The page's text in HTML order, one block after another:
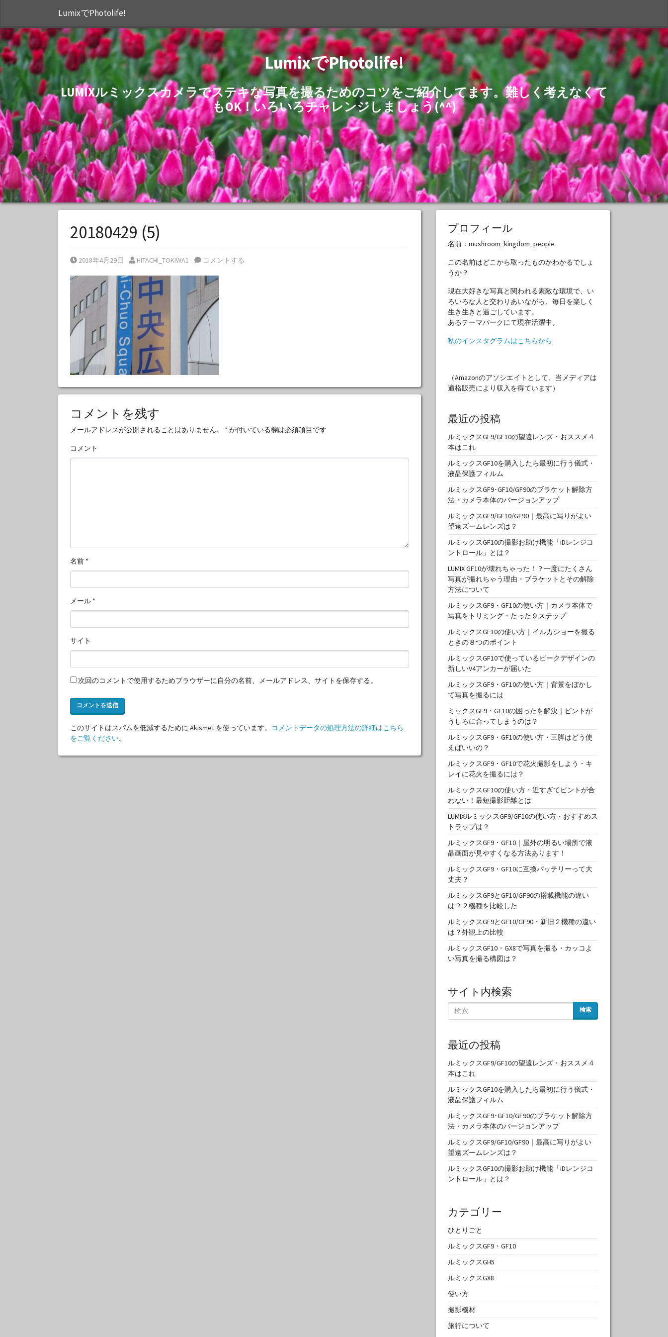
LumixでPhotolife!
LumixでPhotolife!
LUMIXルミックスカメラでステキな写真を撮るためのコツをご紹介してます。難しく考えなくて
もOK！いろいろチャレンジしましょう(^^)
20180429 (5)
Posted on
2018年4月29日 Posted by
HITACHI_TOKIWA1 コメントする
コメントを残す
メールアドレスが公開されることはありません。 * が付いている欄は必須項目です
コメント
名前 *
メール *
サイト
次回のコメントで使用するためブラウザーに自分の名前、メールアドレス、サイトを保存する。
このサイトはスパムを低減するために Akismet を使っています。
コメントデータの処理方法の詳細はこちら
をご覧ください。
プロフィール
名前：mushroom_kingdom_people
この名前はどこから取ったものかわかるでしょ
うか？
現在大好きな写真と関われる素敵な環境で、い
ろいろな人と交わりあいながら、毎日を楽しく
生き生きと過ごしています。
あるテーマパークにて現在活躍中。
私のインスタグラムはこちらから
（Amazonのアソシエイトとして、当メディアは
適格販売により収入を得ています）
最近の投稿
ルミックスGF9/GF10の望遠レンズ・おススメ４
本はこれ
ルミックスGF10を購入したら最初に行う儀式・
液晶保護フィルム
ルミックスGF9･GF10/GF90のブラケット解除方
法・カメラ本体のバージョンアップ
ルミックスGF9/GF10/GF90｜最高に写りがよい
望遠ズームレンズは？
ルミックスGF10の撮影お助け機能「iDレンジコ
ントロール」とは？
LUMIX GF10が壊れちゃった！？一度にたくさん
写真が撮れちゃう理由・ブラケットとその解除
方法について
ルミックスGF9・GF10の使い方｜カメラ本体で
写真をトリミング・たった９ステップ
ルミックスGF10の使い方｜イルカショーを撮る
ときの８つのポイント
ルミックスGF10で使っているピークデザインの
新しいV4アンカーが届いた
ルミックスGF9・GF10の使い方｜背景をぼかし
て写真を撮るには
ミックスGF9・GF10の困ったを解決｜ピントが
うしろに合ってしまうのは？
ルミックスGF9・GF10の使い方・三脚はどう使
えばいいの？
ルミックスGF9・GF10で花火撮影をしよう・キ
レイに花火を撮るには？
ルミックスGF10の使い方・近すぎてピントが合
わない！最短撮影距離とは
LUMIXルミックスGF9/GF10の使い方・おすすめス
トラップは？
ルミックスGF9・GF10｜屋外の明るい場所で液
晶画面が見やすくなる方法あります！
ルミックスGF9・GF10に互換バッテリーって大
丈夫？
ルミックスGF9とGF10/GF90の搭載機能の違い
は？２機種を比較した
ルミックスGF9とGF10/GF90・新旧２機種の違い
は？外観上の比較
ルミックスGF10・GX8で写真を撮る・カッコよ
い写真を撮る構図は？
サイト内検索
検索
最近の投稿
ルミックスGF9/GF10の望遠レンズ・おススメ４
本はこれ
ルミックスGF10を購入したら最初に行う儀式・
液晶保護フィルム
ルミックスGF9･GF10/GF90のブラケット解除方
法・カメラ本体のバージョンアップ
ルミックスGF9/GF10/GF90｜最高に写りがよい
望遠ズームレンズは？
ルミックスGF10の撮影お助け機能「iDレンジコ
ントロール」とは？
カテゴリー
ひとりごと
ルミックスGF9・GF10
ルミックスGH5
ルミックスGX8
使い方
撮影機材
旅行について